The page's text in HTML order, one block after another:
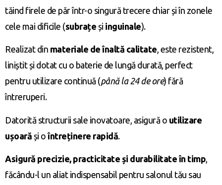
tăind firele de păr într-o singură trecere chiar și în zonele
cele mai dificile (subrațe și inguinale).
Realizat din materiale de înaltă calitate, este rezistent,
liniștit și dotat cu o baterie de lungă durată, perfect
pentru utilizare continuă (până la 24 de ore) fără
întreruperi.
Datorită structurii sale inovatoare, asigură o utilizare
ușoară și oîntreținere rapidă.
Asigură precizie, practicitate și durabilitate în timp,
făcându-l un aliat indispensabil pentru salonul tău sau